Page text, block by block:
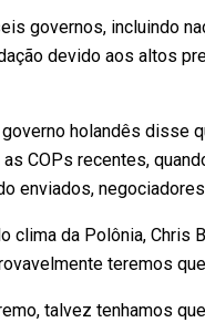
governos, incluindo
devido aos altos
holandês disse
COPs recentes,
enviados,
clima da Polônia, Chris
teremos
talvez tenhamos